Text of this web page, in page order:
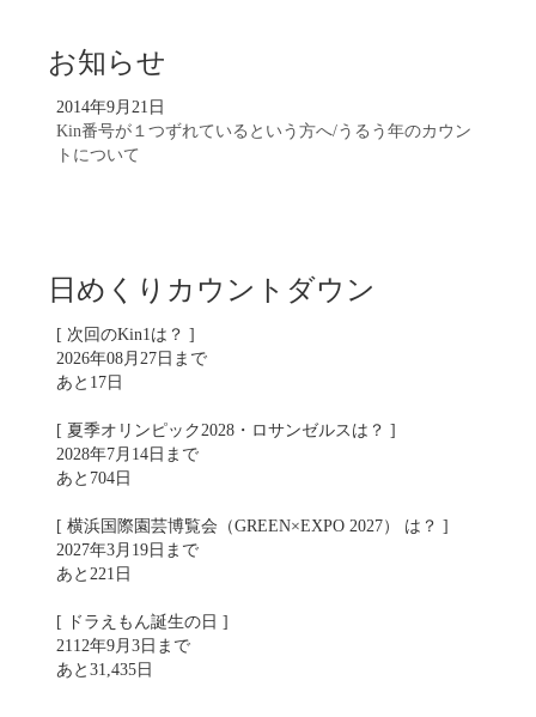
お知らせ
2014年9月21日
Kin番号が１つずれているという方へ/うるう年のカウン
トについて
日めくりカウントダウン
[ 次回のKin1は？ ]
2026年08月27日まで
あと17日
[ 夏季オリンピック2028・ロサンゼルスは？ ]
2028年7月14日まで
あと704日
[ 横浜国際園芸博覧会（GREEN×EXPO 2027） は？ ]
2027年3月19日まで
あと221日
[ ドラえもん誕生の日 ]
2112年9月3日まで
あと31,435日